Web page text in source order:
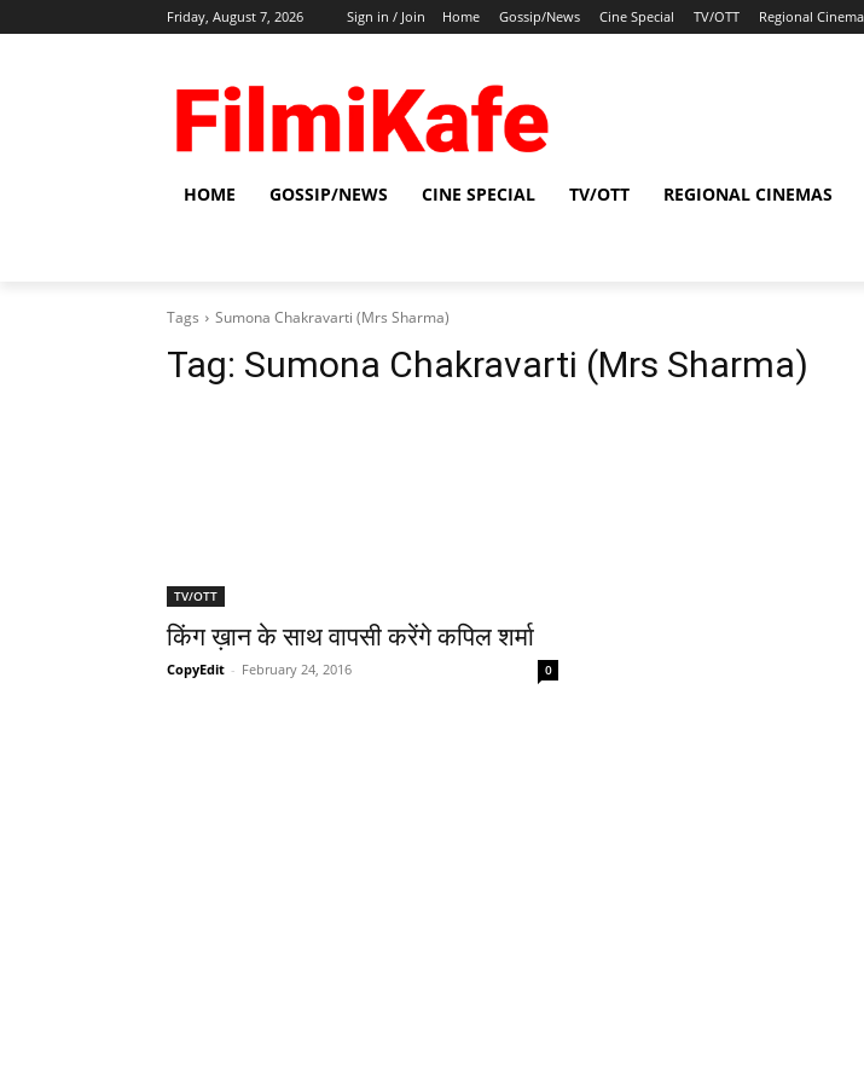
Friday, August 7, 2026 Sign in / Join Home Gossip/News Cine Special TV/OTT Regional
HOME GOSSIP/NEWS CINE SPECIAL TV/OTT REGIONAL CINEMAS
Tags Sumona Chakravarti (Mrs Sharma)
Tag: Sumona Chakravarti (Mrs Sharma)
TV/OTT
किंग ख़ान के साथ वापसी करेंगे कपिल शर्मा
CopyEdit - February 24, 2016 0